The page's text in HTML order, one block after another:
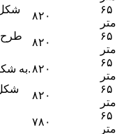
۸۲۰
۶۵
متر
۸۲۰
۶۵
متر
دم طلایی Z شکل ۴۰S به شکل گل رز طلایی. ۸۲۰
۶۵
متر
۸۲۰
۶۵
متر
۷۸۰
۶۵
متر